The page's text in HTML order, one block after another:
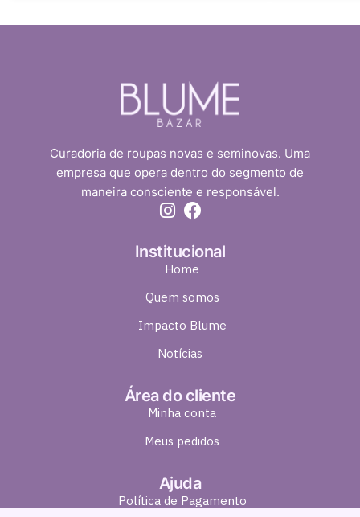
Curadoria de roupas novas e seminovas. Uma
empresa que opera dentro do segmento de
maneira consciente e responsável.
Institucional
Home
Quem somos
Impacto Blume
Notícias
Área do cliente
Minha conta
Meus pedidos
Ajuda
Política de Pagamento